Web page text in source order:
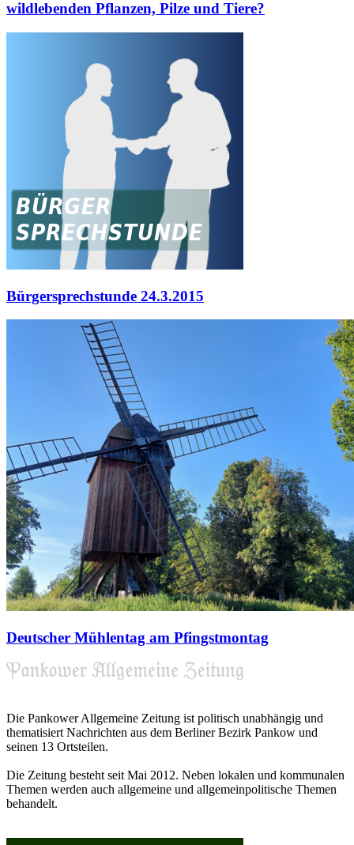
wildlebenden Pflanzen, Pilze und Tiere?
Bürgersprechstunde 24.3.2015
Deutscher Mühlentag am Pfingstmontag
Die Pankower Allgemeine Zeitung ist politisch unabhängig und
thematisiert Nachrichten aus dem Berliner Bezirk Pankow und
seinen 13 Ortsteilen.
Die Zeitung besteht seit Mai 2012. Neben lokalen und kommunalen
Themen werden auch allgemeine und allgemeinpolitische Themen
behandelt.